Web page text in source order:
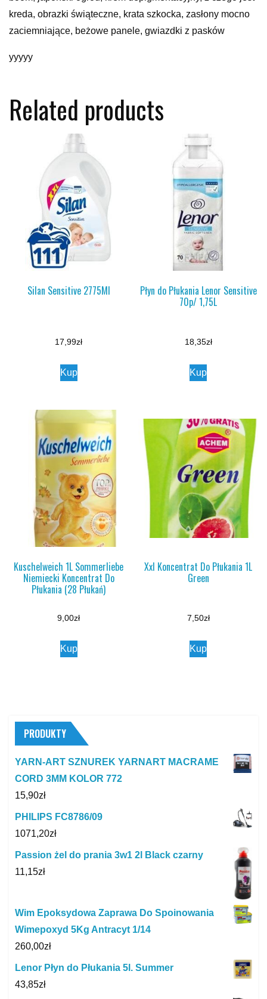
kreda, obrazki świąteczne, krata szkocka, zasłony mocno
zaciemniające, beżowe panele, gwiazdki z pasków
yyyyy
Related products
Silan Sensitive 2775Ml
17,99zł
Kup
Płyn do Płukania Lenor Sensitive
70p/ 1,75L
18,35zł
Kup
Kuschelweich 1L Sommerliebe
Niemiecki Koncentrat Do
Płukania (28 Płukań)
9,00zł
Kup
Xxl Koncentrat Do Płukania 1L
Green
7,50zł
Kup
PRODUKTY
YARN-ART SZNUREK YARNART MACRAME
CORD 3MM KOLOR 772
15,90zł
PHILIPS FC8786/09
1071,20zł
Passion żel do prania 3w1 2l Black czarny
11,15zł
Wim Epoksydowa Zaprawa Do Spoinowania
Wimepoxyd 5Kg Antracyt 1/14
260,00zł
Lenor Płyn do Płukania 5l. Summer
43,85zł